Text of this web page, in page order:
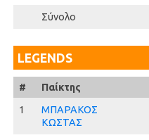
Σύνολο
LEGENDS
#
1
# Παίκτης
1
ΜΠΑΡΑΚΟΣ
ΚΩΣΤΑΣ